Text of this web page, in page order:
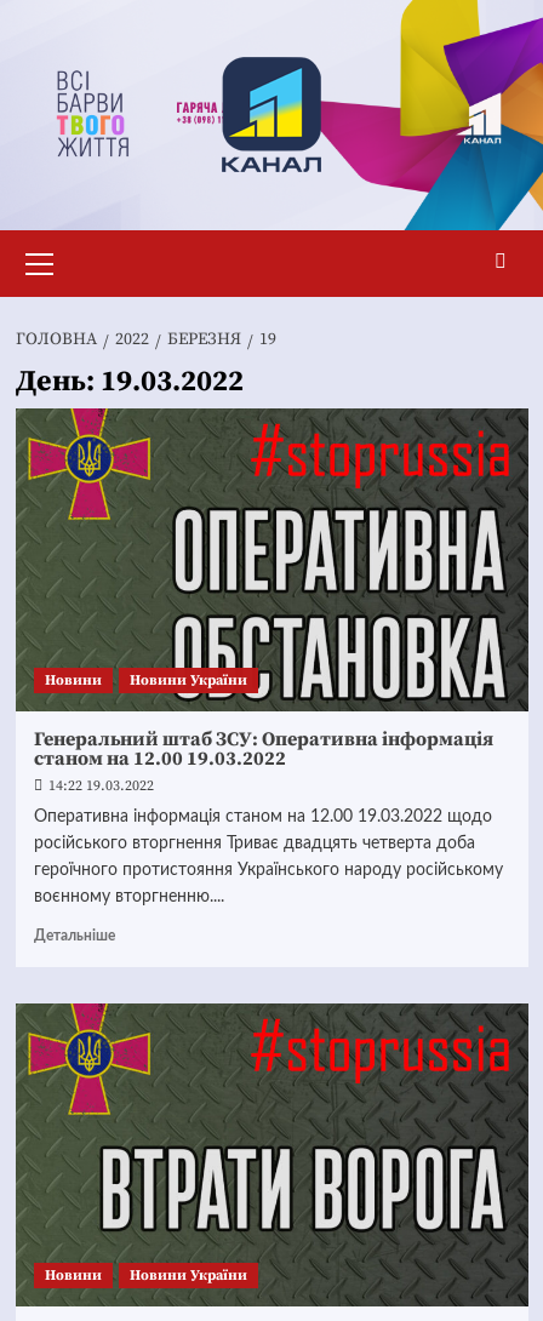
вмісту
меню
ГОЛОВНА 2022 БЕРЕЗНЯ 19
День: 19.03.2022
Новини Новини України
Генеральний штаб ЗСУ: Оперативна інформація
станом на 12.00 19.03.2022
14:22 19.03.2022
Оперативна інформація станом на 12.00 19.03.2022 щодо
російського вторгнення Триває двадцять четверта доба
героїчного протистояння Українського народу російському
воєнному вторгненню....
Детальніше
Новини Новини України